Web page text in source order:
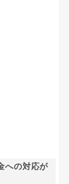
への対応が